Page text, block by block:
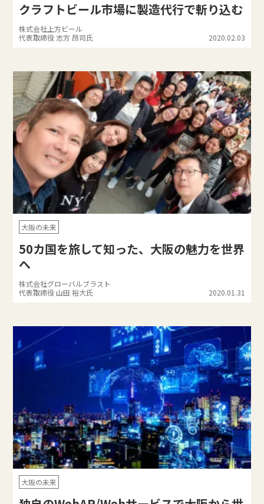
クラフトビール市場に製造代行で斬り込む
株式会社上方ビール
代表取締役 志方 昂司氏
2020.02.03
大阪の未来
50カ国を旅して知った、大阪の魅力を世界
へ
株式会社グローバルブラスト
代表取締役 山田 裕大氏
2020.01.31
大阪の未来